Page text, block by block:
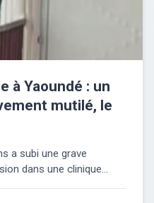
à Yaoundé : un
mutilé, le
a subi une grave
dans une clinique...